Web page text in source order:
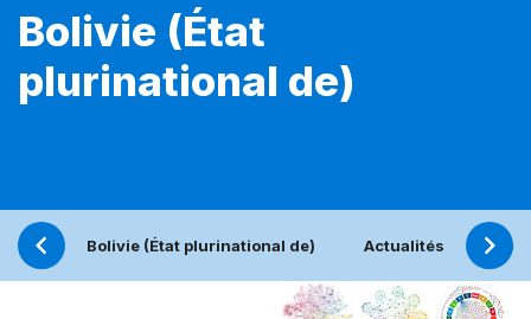
Bolivie (État
plurinational de)
Bolivie (État plurinational de) Actualités